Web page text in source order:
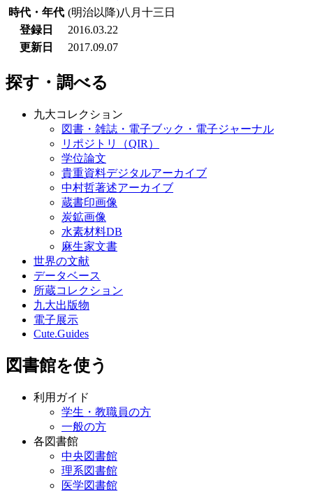
時代・年代 (明治以降)八月十三日
登録日
2016.03.22
更新日
2017.09.07
探す・調べる
九大コレクション
図書・雑誌・電子ブック・電子ジャーナル
リポジトリ（QIR）
学位論文
貴重資料デジタルアーカイブ
中村哲著述アーカイブ
蔵書印画像
炭鉱画像
水素材料DB
麻生家文書
世界の文献
データベース
所蔵コレクション
九大出版物
電子展示
Cute.Guides
図書館を使う
利用ガイド
学生・教職員の方
一般の方
各図書館
中央図書館
理系図書館
医学図書館